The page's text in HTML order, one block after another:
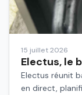
15 juillet 2026
Electus, le
Electus réunit
en direct,